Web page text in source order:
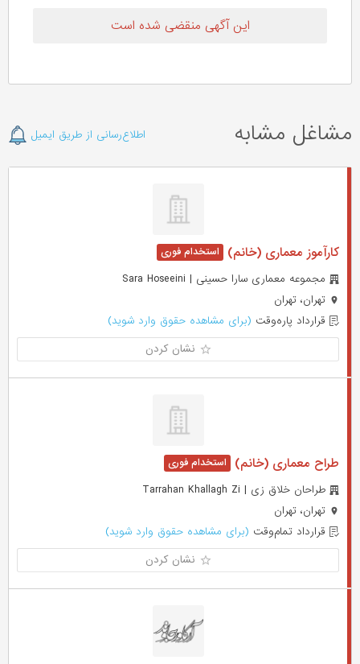
این آگهی منقضی شده است
مشاغل مشابه اطلاع‌رسانی از طریق ایمیل
کارآموز معماری (خانم)
مجموعه معماری سارا حسینی | Sara Hoseeini
تهران، تهران
قرارداد پاره‌وقت (برای مشاهده حقوق وارد شوید)
نشان کردن
طراح معماری (خانم)
طراحان خلاق زی | Tarrahan Khallagh Zi
تهران، تهران
قرارداد تمام‌وقت (برای مشاهده حقوق وارد شوید)
نشان کردن